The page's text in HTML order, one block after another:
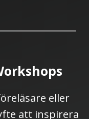
eller
att inspirera